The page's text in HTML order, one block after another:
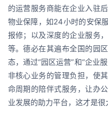
的运营服务商能在企业入驻
物业保障，如24小时的安保
报修；以及深度的企业服务
等。德必在其遍布全国的园
态，通过“园区运营”和“企业
非核心业务的管理负担，使
命周期的陪伴式服务，让办
业发展的助力平台，这才是很